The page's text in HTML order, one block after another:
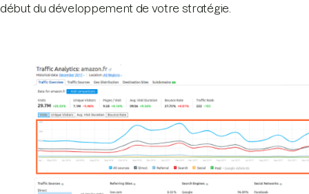
début du développement de votre stratégie.